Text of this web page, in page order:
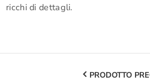
ricchi di dettagli.
PRODOTTO